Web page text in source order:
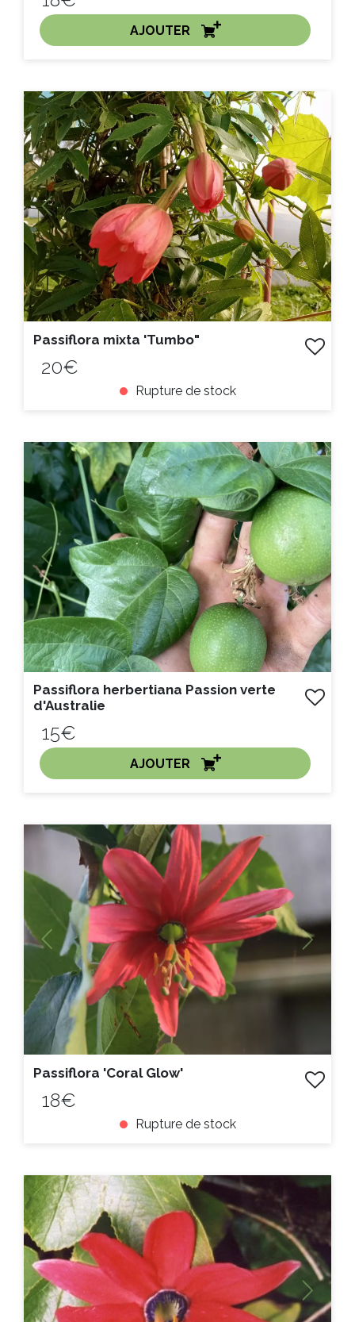
AJOUTER
1.5/2L :
Previous Next
Passiflora mixta 'Tumbo"
20€
Rupture de stock
Litre :
Previous Next
Passiflora herbertiana Passion verte
d'Australie
15€
AJOUTER
Previous Next
Passiflora 'Coral Glow'
18€
Rupture de stock
Litre :
Previous Next